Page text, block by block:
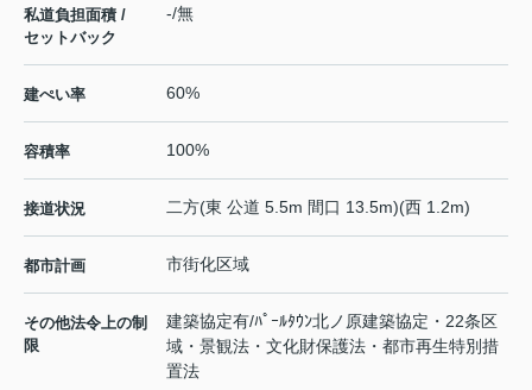
私道負担面積 /
セットバック
-/無
建ぺい率 60%
容積率 100%
接道状況 二方(東 公道 5.5m 間口 13.5m)(西 1.2m)
都市計画 市街化区域
その他法令上の制
限
建築協定有/ﾊﾟｰﾙﾀｳﾝ北ノ原建築協定・22条区
域・景観法・文化財保護法・都市再生特別措
置法